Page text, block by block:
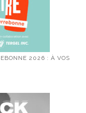
2026 : À VOS